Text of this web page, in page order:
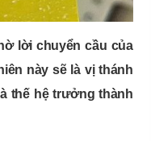
lời chuyển cầu của
này sẽ là vị thánh
thế hệ trưởng thành